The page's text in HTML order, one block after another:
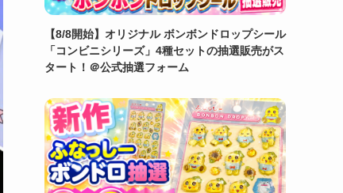
【8/8開始】オリジナル ボンボンドロップシール
「コンビニシリーズ」4種セットの抽選販売がス
タート！＠公式抽選フォーム